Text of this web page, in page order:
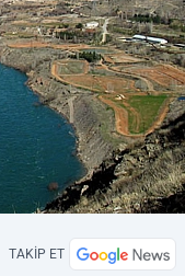
TAKİP ET